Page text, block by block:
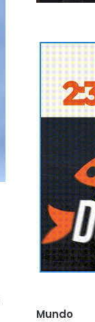
Mundo